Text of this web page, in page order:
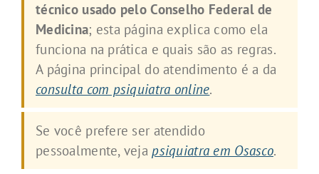
técnico usado pelo Conselho Federal de
Medicina; esta página explica como ela
funciona na prática e quais são as regras.
A página principal do atendimento é a da
consulta com psiquiatra online.
Se você prefere ser atendido
pessoalmente, vejapsiquiatra em Osasco.